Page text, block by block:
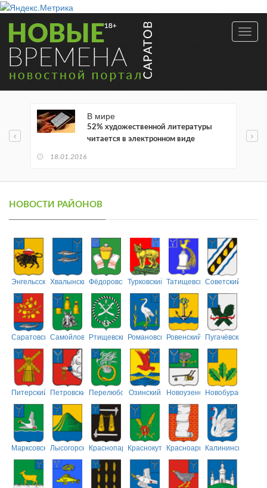
В мире
52% художественной литературы
читается в электронном виде
18.01.2016
НОВОСТИ РАЙОНОВ
ЭнгельсскийХвалынскийФёдоровскийТурковский ТатищевскийСоветский
СаратовскийСамойловскийРтищевскийРомановскийРовенский Пугачёвский
Питерский ПетровскийПерелюбскийОзинский НовоузенскийНовобурасский
МарксовскийЛысогорскийКраснопартизанский
КраснокутскийКрасноармейский
Калининский